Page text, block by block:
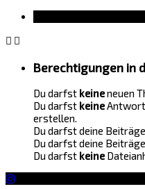
Berechtigungen in
Du darfst keineneuen
Du darfst keine
erstellen.
Du darfst deine
Du darfst deine
Du darfst keine